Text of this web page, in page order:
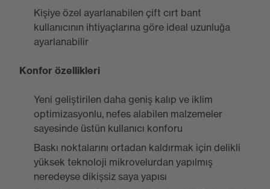
Kişiye özel ayarlanabilen çift cırt bant
kullanıcının ihtiyaçlarına göre ideal uzunluğa
ayarlanabilir
Konfor özellikleri
Yeni geliştirilen daha geniş kalıp ve iklim
optimizasyonlu, nefes alabilen malzemeler
sayesinde üstün kullanıcı konforu
Baskı noktalarını ortadan kaldırmak için delikli
yüksek teknoloji mikrovelurdan yapılmış
neredeyse dikişsiz saya yapısı